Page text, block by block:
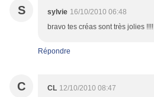
S sylvie 16/10/2010 06:48
bravo tes créas sont très jolies !!!!
Répondre
C CL 12/10/2010 08:47